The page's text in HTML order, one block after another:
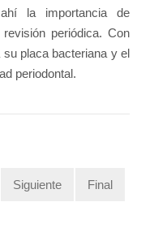
la importancia de
periódica. Con
su placa bacteriana y el
periodontal.
Siguiente Final